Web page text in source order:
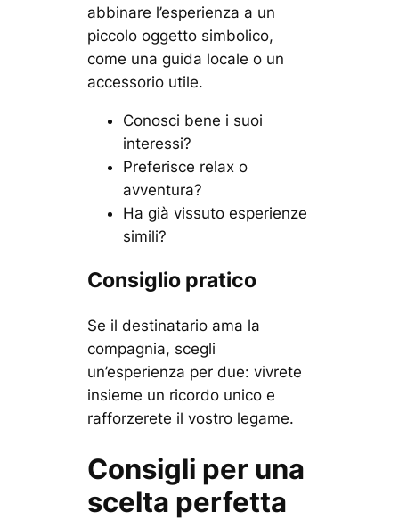
abbinare l’esperienza a un
piccolo oggetto simbolico,
come una guida locale o un
accessorio utile.
Conosci bene i suoi
interessi?
Preferisce relax o
avventura?
Ha già vissuto esperienze
simili?
Consiglio pratico
Se il destinatario ama la
compagnia, scegli
un’esperienza per due: vivrete
insieme un ricordo unico e
rafforzerete il vostro legame.
Consigli per una
scelta perfetta